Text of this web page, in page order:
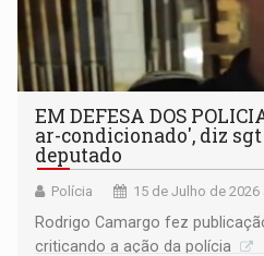
EM DEFESA DOS
ar-condicionado', diz
deputado
Polícia 15 de Julho de 2026
Rodrigo Camargo fez
criticando a ação da polícia